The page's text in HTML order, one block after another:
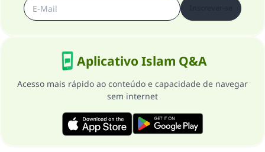
Aplicativo Islam Q&A
Acesso mais rápido ao conteúdo e capacidade de navegar
sem internet